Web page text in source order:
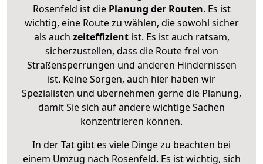
Rosenfeld ist diePlanung der Routen. Es ist
wichtig, eine Route zu wählen, die sowohl sicher
als auch zeiteffizientist. Es ist auch ratsam,
sicherzustellen, dass die Route frei von
Straßensperrungen und anderen Hindernissen
ist. Keine Sorgen, auch hier haben wir
Spezialisten und übernehmen gerne die Planung,
damit Sie sich auf andere wichtige Sachen
konzentrieren können.
In der Tat gibt es viele Dinge zu beachten bei
einem Umzug nach Rosenfeld. Es ist wichtig, sich